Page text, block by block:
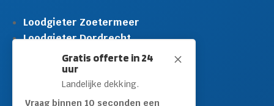
M
Gratis offerte in 24
uur
Landelijke dekking.
Vraag binnen 10 seconden een
Loodgieter Zoetermeer
Loodgieter Dordrecht
Loodgieter Rijswijk
Loodgieter Schiedam
Loodgieter Leidschendam
Loodgieter Hilversum